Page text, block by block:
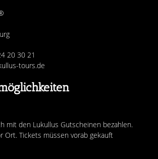
20 30 21
tours.de
mit den Lukullus Gutscheinen bezahlen.
Ort. Tickets müssen vorab gekauft